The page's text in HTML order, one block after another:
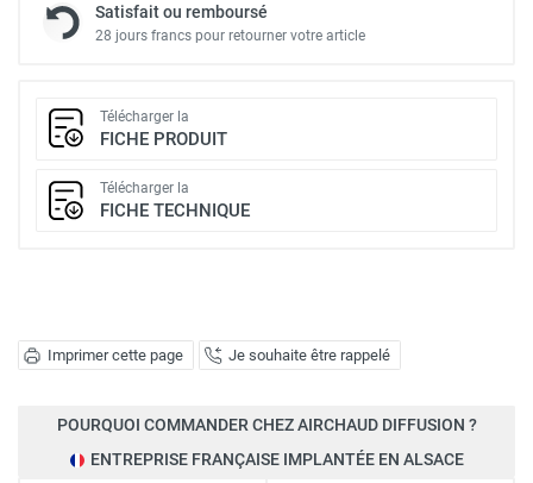
Imprimer cette page Je souhaite être rappelé
Satisfait ou remboursé
28 jours francs pour retourner votre article
Télécharger la
FICHE PRODUIT
Télécharger la
FICHE TECHNIQUE
POURQUOI COMMANDER CHEZ AIRCHAUD DIFFUSION ?
ENTREPRISE FRANÇAISE IMPLANTÉE EN ALSACE